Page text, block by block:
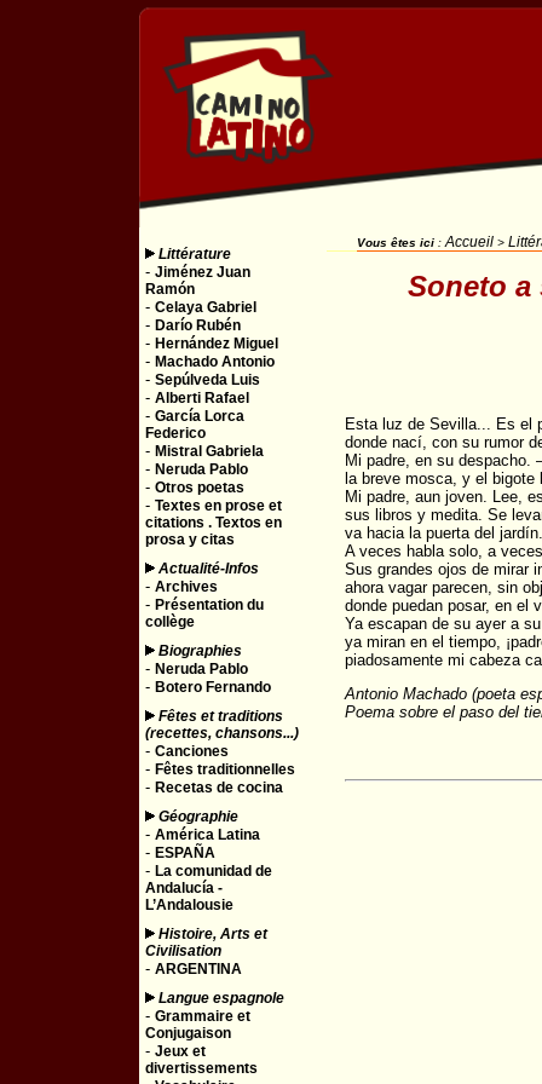
Littérature
- Jiménez Juan
Ramón
- Celaya Gabriel
- Darío Rubén
- Hernández Miguel
- Machado Antonio
- Sepúlveda Luis
- Alberti Rafael
- García Lorca
Federico
- Mistral Gabriela
- Neruda Pablo
- Otros poetas
- Textes en prose et
citations . Textos en
prosa y citas
Actualité-Infos
- Archives
- Présentation du
collège
Biographies
- Neruda Pablo
- Botero Fernando
Fêtes et traditions
(recettes, chansons...)
- Canciones
- Fêtes traditionnelles
- Recetas de cocina
Géographie
- América Latina
- ESPAÑA
- La comunidad de
Andalucía -
L’Andalousie
Histoire, Arts et
Civilisation
- ARGENTINA
Langue espagnole
- Grammaire et
Conjugaison
- Jeux et
divertissements
Vous êtes ici : Accueil >
Soneto a
Esta luz de Sevilla... Es el
donde nací, con su rumor
Mi padre, en su despacho.
la breve mosca, y el
Mi padre, aun joven. Lee,
sus libros y medita. Se
va hacia la puerta del
A veces habla solo, a
Sus grandes ojos de mirar
ahora vagar parecen, sin
donde puedan posar, en el
Ya escapan de su ayer a
ya miran en el tiempo,
piadosamente mi cabeza
Antonio Machado (poeta
Poema sobre el paso del